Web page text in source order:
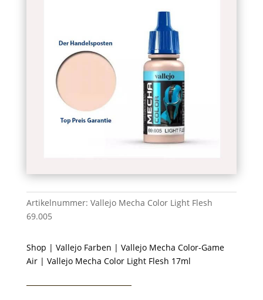
Artikelnummer: Vallejo Mecha Color Light Flesh
69.005
Shop | Vallejo Farben | Vallejo Mecha Color-Game
Air| Vallejo Mecha Color Light Flesh 17ml